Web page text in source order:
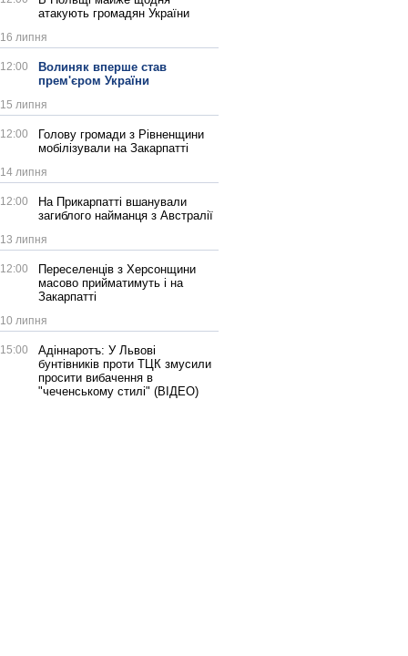
атакують громадян України
16 липня
12:00
Волиняк вперше став
прем'єром України
15 липня
12:00
Голову громади з Рівненщини
мобілізували на Закарпатті
14 липня
12:00
На Прикарпатті вшанували
загиблого найманця з Австралії
13 липня
12:00
Переселенців з Херсонщини
масово прийматимуть і на
Закарпатті
10 липня
15:00
Адіннаротъ: У Львові
бунтівників проти ТЦК змусили
просити вибачення в
"чеченському стилі" (ВІДЕО)